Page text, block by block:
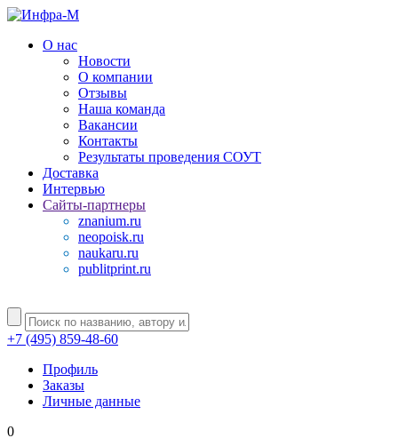
О нас
Новости
О компании
Отзывы
Наша команда
Вакансии
Контакты
Результаты проведения СОУТ
Доставка
Интервью
Сайты-партнеры
znanium.ru
neopoisk.ru
naukaru.ru
publitprint.ru
+7 (495) 859-48-60
Профиль
Заказы
Личные данные
0